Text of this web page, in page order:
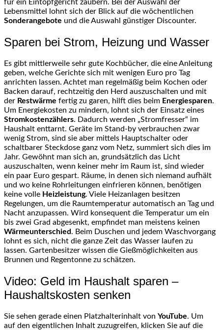
für ein Eintopfgericht zaubern. Bei der Auswahl der
Lebensmittel lohnt sich der Blick auf die wöchentlichen
Sonderangebote und die Auswahl günstiger Discounter.
Sparen bei Strom, Heizung und Wasser
Es gibt mittlerweile sehr gute Kochbücher, die eine Anleitung
geben, welche Gerichte sich mit wenigen Euro pro Tag
anrichten lassen. Achtet man regelmäßig beim Kochen oder
Backen darauf, rechtzeitig den Herd auszuschalten und mit
der Restwärme fertig zu garen, hilft dies beim Energiesparen.
Um Energiekosten zu mindern, lohnt sich der Einsatz eines
Stromkostenzählers. Dadurch werden „Stromfresser“ im
Haushalt enttarnt. Geräte im Stand-by verbrauchen zwar
wenig Strom, sind sie aber mittels Hauptschalter oder
schaltbarer Steckdose ganz vom Netz, summiert sich dies im
Jahr. Gewöhnt man sich an, grundsätzlich das Licht
auszuschalten, wenn keiner mehr im Raum ist, sind wieder
ein paar Euro gespart. Räume, in denen sich niemand aufhält
und wo keine Rohrleitungen einfrieren können, benötigen
keine volle Heizleistung. Viele Heizanlagen besitzen
Regelungen, um die Raumtemperatur automatisch an Tag und
Nacht anzupassen. Wird konsequent die Temperatur um ein
bis zwei Grad abgesenkt, empfindet man meistens keinen
Wärmeunterschied. Beim Duschen und jedem Waschvorgang
lohnt es sich, nicht die ganze Zeit das Wasser laufen zu
lassen. Gartenbesitzer wissen die Gießmöglichkeiten aus
Brunnen und Regentonne zu schätzen.
Video: Geld im Haushalt sparen –
Haushaltskosten senken
Sie sehen gerade einen Platzhalterinhalt von YouTube. Um
auf den eigentlichen Inhalt zuzugreifen, klicken Sie auf die